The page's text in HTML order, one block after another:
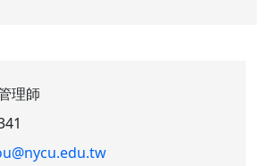
理師